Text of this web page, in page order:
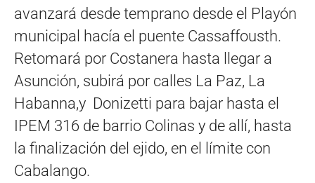
avanzará desde temprano desde el Playón
municipal hacía el puente Cassaffousth.
Retomará por Costanera hasta llegar a
Asunción, subirá por calles La Paz, La
Habanna,y Donizetti para bajar hasta el
IPEM 316 de barrio Colinas y de allí, hasta
la finalización del ejido, en el límite con
Cabalango.